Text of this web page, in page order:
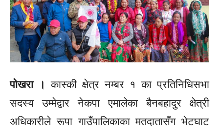
पोखरा । कास्की क्षेत्र नम्बर १ का प्रतिनिधिसभा
सदस्य उम्मेद्वार नेकपा एमालेका बैनबहादुर क्षेत्री
अधिकारीलेरूपागाउँपालिकाका मतदातासँग भेटघाट